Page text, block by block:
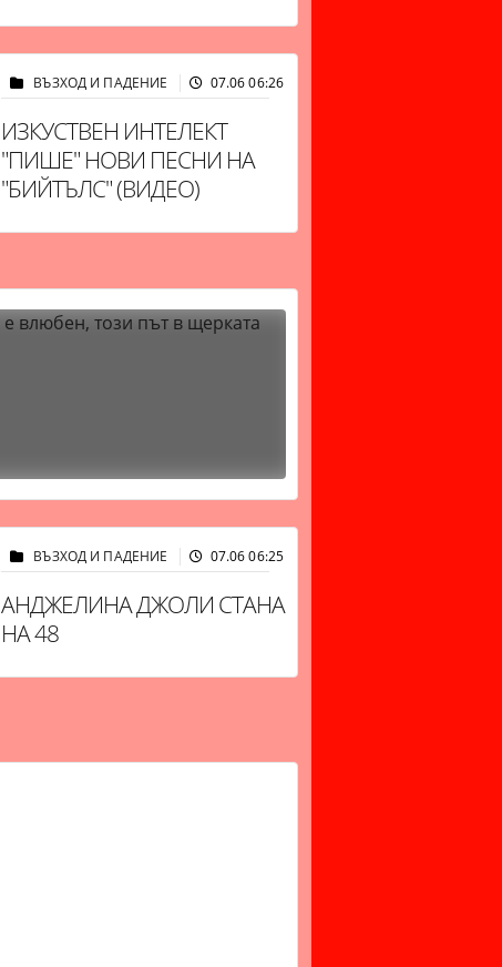
ВЪЗХОД И ПАДЕНИЕ 07.06 06:26
ИЗКУСТВЕН ИНТЕЛЕКТ
"ПИШЕ" НОВИ ПЕСНИ НА
"БИЙТЪЛС" (ВИДЕО)
ВЪЗХОД И ПАДЕНИЕ 07.06 06:25
АНДЖЕЛИНА ДЖОЛИ СТАНА
НА 48